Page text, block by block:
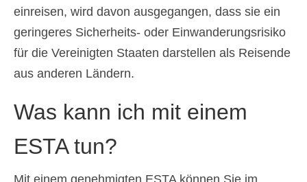
Griechisch
עברית(Hebräisch)
Magyar(Ungarisch
Italiano( Italienisch)
einreisen, wird davon ausgegangen, dass sie ein
geringeres Sicherheits- oder Einwanderungsrisiko
für die Vereinigten Staaten darstellen als Reisende
aus anderen Ländern.
Was kann ich mit einem
ESTA tun?